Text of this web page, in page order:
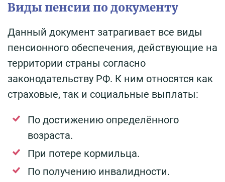
Виды пенсии по документу
Данный документ затрагивает все виды
пенсионного обеспечения, действующие на
территории страны согласно
законодательству РФ. К ним относятся как
страховые, так и социальные выплаты:
По достижению определённого
возраста.
При потере кормильца.
По получению инвалидности.